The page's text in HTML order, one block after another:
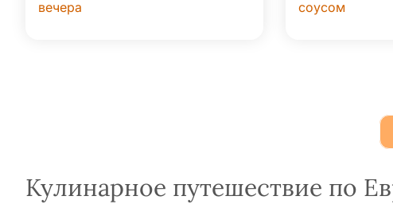
вечера
соусом
Кулинарное путешествие по